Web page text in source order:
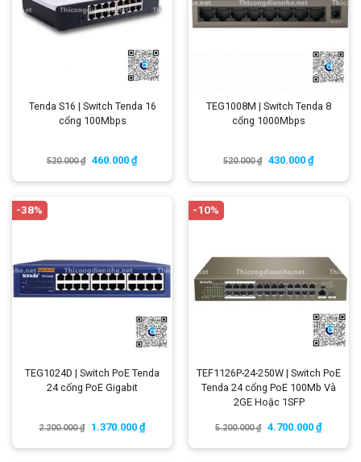
Tenda S16 | Switch Tenda 16
cổng 100Mbps
520.000₫ 460.000 ₫
TEG1008M | Switch Tenda 8
cổng 1000Mbps
520.000₫ 430.000 ₫
-38%
TEG1024D | Switch PoE Tenda
24 cổng PoE Gigabit
2.200.000₫ 1.370.000 ₫
-10%
TEF1126P-24-250W | Switch PoE
Tenda 24 cổng PoE 100Mb Và
2GE Hoặc 1SFP
5.200.000₫ 4.700.000 ₫